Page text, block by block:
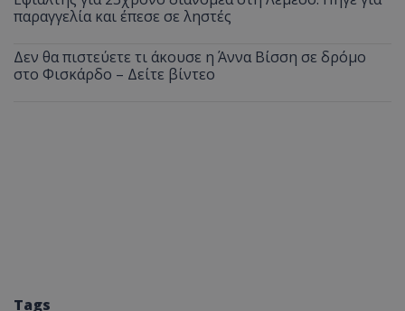
παραγγελία και έπεσε σε ληστές
Δεν θα πιστεύετε τι άκουσε η Άννα Βίσση σε δρόμο
στο Φισκάρδο – Δείτε βίντεο
Tags